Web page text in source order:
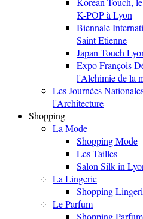
K-POP à Lyon
Biennale
Saint Etienne
Japan Touch
Expo François
l'Alchimie de la
Les Journées
l'Architecture
Shopping
La Mode
Shopping Mode
Les Tailles
Salon Silk in
La Lingerie
Shopping
Le Parfum